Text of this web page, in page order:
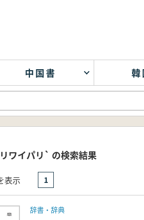
中国書 韓
ワイパリ` の検索結果
表示 1
辞書・辞典